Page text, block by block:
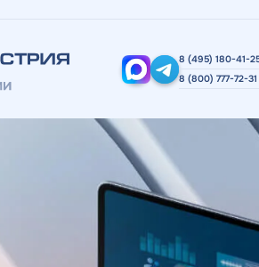
8 (495) 180-41-
8 (800) 777-72-31